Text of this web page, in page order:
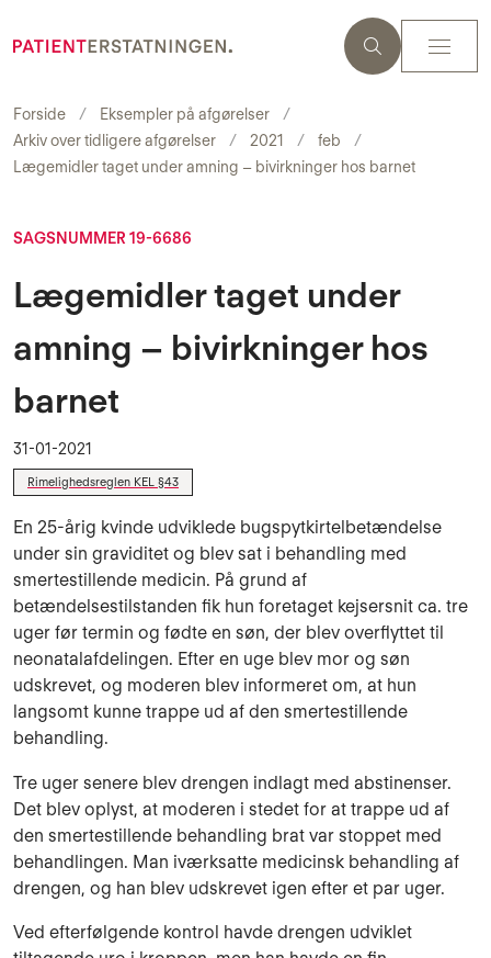
Forside
Eksempler på afgørelser
Arkiv over tidligere afgørelser
2021
feb
Lægemidler taget under amning – bivirkninger hos barnet
SAGSNUMMER 19-6686
Lægemidler taget under
amning – bivirkninger hos
barnet
31-01-2021
Rimelighedsreglen KEL §43
En 25-årig kvinde udviklede bugspytkirtelbetændelse
under sin graviditet og blev sat i behandling med
smertestillende medicin. På grund af
betændelsestilstanden fik hun foretaget kejsersnit ca. tre
uger før termin og fødte en søn, der blev overflyttet til
neonatalafdelingen. Efter en uge blev mor og søn
udskrevet, og moderen blev informeret om, at hun
langsomt kunne trappe ud af den smertestillende
behandling.
Tre uger senere blev drengen indlagt med abstinenser.
Det blev oplyst, at moderen i stedet for at trappe ud af
den smertestillende behandling brat var stoppet med
behandlingen. Man iværksatte medicinsk behandling af
drengen, og han blev udskrevet igen efter et par uger.
Ved efterfølgende kontrol havde drengen udviklet